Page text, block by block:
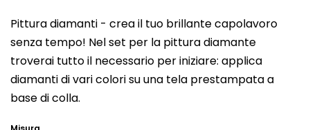
Pittura diamanti - crea il tuo brillante capolavoro
senza tempo! Nel set per la pittura diamante
troverai tutto il necessario per iniziare: applica
diamanti di vari colori su una tela prestampata a
base di colla.
prodotto
è
0,0
su
5